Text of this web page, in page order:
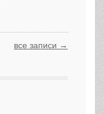
все записи →